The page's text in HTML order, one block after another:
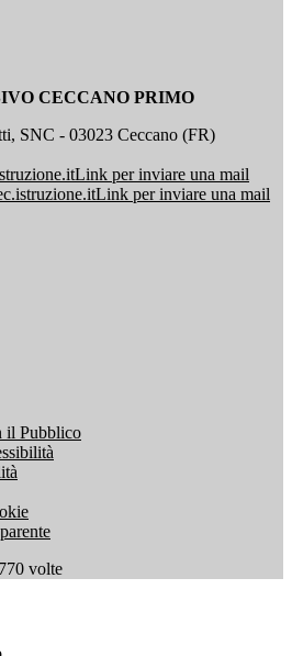
CECCANO PRIMO
SNC - 03023 Ceccano (FR)
Link per inviare una mail
Link per inviare una mail
il Pubblico
volte